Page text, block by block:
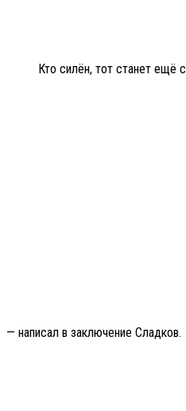
Кто силён, тот станет ещё
— написал в заключение Сладков.